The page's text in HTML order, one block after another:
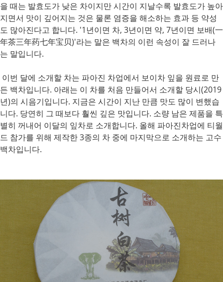
을 때는 발효도가 낮은 차이지만 시간이 지날수록 발효도가 높아
지면서 맛이 깊어지는 것은 물론 염증을 해소하는 효과 등 약성
도 많아진다고 합니다. '1년이면 차, 3년이면 약, 7년이면 보배(一
年茶三年药七年宝贝)'라는 말은 백차의 이런 속성이 잘 드러나
는 말입니다.
이번 달에 소개할 차는 파아진 차업에서 보이차 잎을 원료로 만
든 백차입니다. 아래는 이 차를 처음 만들어서 소개할 당시(2019
년)의 시음기입니다. 지금은 시간이 지난 만큼 맛도 많이 변했습
니다. 당연히 그 때보다 훨씬 깊은 맛입니다. 소량 남은 제품을 특
별히 꺼내어 이달의 잎차로 소개합니다. 올해 파아진차업에 티월
드 참가를 위해 제작한 3종의 차 중에 마지막으로 소개하는 고수
백차입니다.